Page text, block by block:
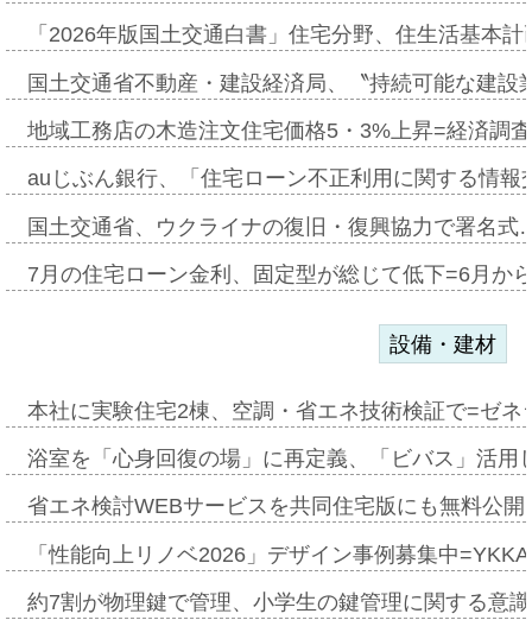
「2026年版国土交通白書」住宅分野、住生活基本
国土交通省不動産・建設経済局、〝持続可能な建
地域工務店の木造注文住宅価格5・3%上昇=経済調
auじぶん銀行、「住宅ローン不正利用に関する情
国土交通省、ウクライナの復旧・復興協力で署名
7月の住宅ローン金利、固定型が総じて低下=6月か
設備・建材
本社に実験住宅2棟、空調・省エネ技術検証で=ゼ
浴室を「心身回復の場」に再定義、「ビバス」活
省エネ検討WEBサービスを共同住宅版にも無料公
「性能向上リノベ2026」デザイン事例募集中
約7割が物理鍵で管理、小学生の鍵管理に関する意